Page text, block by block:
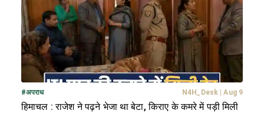
#अपराध N4H_Desk | Aug 9
हिमाचल : राजेश ने पढ़ने भेजा था बेटा, किराए के कमरे में पड़ी मिली